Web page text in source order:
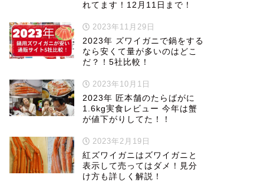
れてます！12月11日まで！
2023年11月29日
2023年 ズワイガニで鍋をする
なら安くて量が多いのはどこ
だ？！5社比較！
2023年10月1日
2023年 匠本舗のたらばがに
1.6kg実食レビュー 今年は蟹
が値下がりしてた！！
2023年2月19日
紅ズワイガニはズワイガニと
表示して売ってはダメ！見分
け方も詳しく解説！